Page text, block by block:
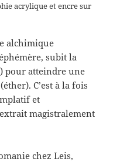
acrylique et encre sur
alchimique
subit la
pour atteindre une
C’est à la fois
et
magistralement
chez Leis,